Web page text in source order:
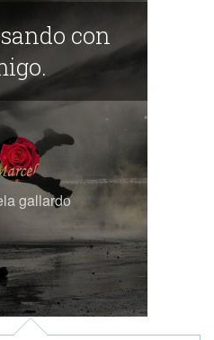
con
gallardo